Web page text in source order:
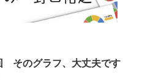
そのグラフ、大丈夫です